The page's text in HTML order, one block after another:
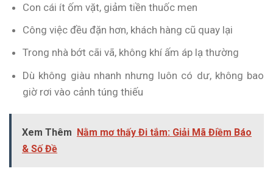
Con cái ít ốm vặt, giảm tiền thuốc men
Công việc đều đặn hơn, khách hàng cũ quay lại
Trong nhà bớt cãi vã, không khí ấm áp lạ thường
Dù không giàu nhanh nhưng luôn có dư, không bao
giờ rơi vào cảnh túng thiếu
Xem Thêm Nằm mơ thấy Đi tắm: Giải Mã Điềm Báo
& Số Đề